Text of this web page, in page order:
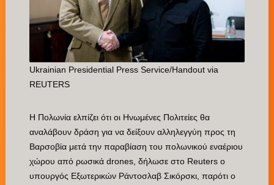
Ukrainian Presidential Press Service/Handout via
REUTERS
Η Πολωνία ελπίζει ότι οι Ηνωμένες Πολιτείες θα
αναλάβουν δράση για να δείξουν αλληλεγγύη προς τη
Βαρσοβία μετά την παραβίαση του πολωνικού εναέριου
χώρου από ρωσικά drones, δήλωσε στο Reuters ο
υπουργός Εξωτερικών Ράντοσλαβ Σικόρσκι, παρότι ο